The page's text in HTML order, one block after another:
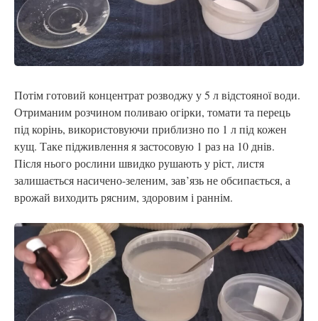
Потім готовий концентрат розводжу у 5 л відстояної води.
Отриманим розчином поливаю огірки, томати та перець
під корінь, використовуючи приблизно по 1 л під кожен
кущ. Таке підживлення я застосовую 1 раз на 10 днів.
Після нього рослини швидко рушають у ріст, листя
залишається насичено-зеленим, зав’язь не обсипається, а
врожай виходить рясним, здоровим і раннім.